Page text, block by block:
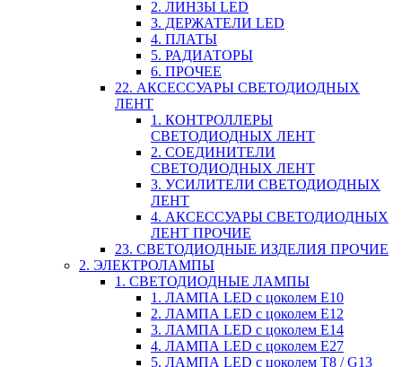
2. ЛИНЗЫ LED
3. ДЕРЖАТЕЛИ LED
4. ПЛАТЫ
5. РАДИАТОРЫ
6. ПРОЧЕЕ
22. АКСЕССУАРЫ СВЕТОДИОДНЫХ
ЛЕНТ
1. КОНТРОЛЛЕРЫ
СВЕТОДИОДНЫХ ЛЕНТ
2. СОЕДИНИТЕЛИ
СВЕТОДИОДНЫХ ЛЕНТ
3. УСИЛИТЕЛИ СВЕТОДИОДНЫХ
ЛЕНТ
4. АКСЕССУАРЫ СВЕТОДИОДНЫХ
ЛЕНТ ПРОЧИЕ
23. СВЕТОДИОДНЫЕ ИЗДЕЛИЯ ПРОЧИЕ
2. ЭЛЕКТРОЛАМПЫ
1. СВЕТОДИОДНЫЕ ЛАМПЫ
1. ЛАМПА LED c цоколем E10
2. ЛАМПА LED c цоколем E12
3. ЛАМПА LED c цоколем E14
4. ЛАМПА LED c цоколем E27
5. ЛАМПА LED c цоколем T8 / G13